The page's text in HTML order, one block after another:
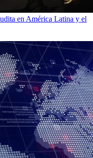
en América Latina y el